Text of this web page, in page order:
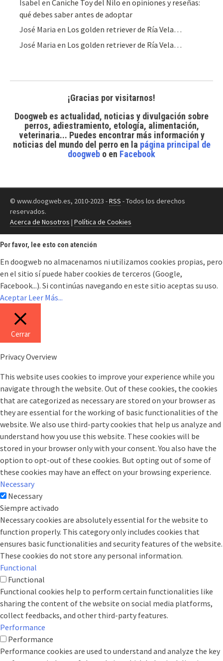
Isabel enCaniche Toy del Nilo en opiniones y reseñas:
qué debes saber antes de adoptar
José Maria en Los golden retriever de Ría Vela…
José Maria en Los golden retriever de Ría Vela…
¡Gracias por visitarnos!
Doogweb es actualidad, noticias y divulgación sobre
perros, adiestramiento, etología, alimentación,
veterinaria... Puedes encontrar más información y
noticias del mundo del perroen la página principal de
doogweb o en Facebook
© www.doogweb.es, 2010-2023 -RSS - Todos los derechos
reservados.
Acerca de Nosotros | Política de Cookies
Por favor, lee esto con atención
En doogweb no almacenamos ni utilizamos cookies propias, pero
en el sitio sí puede haber cookies de terceros (Google,
Facebook...). Si continúas navegando en este sitio aceptas su uso.
Aceptar Leer Más...
Cerrar
Privacy Overview
This website uses cookies to improve your experience while you
navigate through the website. Out of these cookies, the cookies
that are categorized as necessary are stored on your browser as
they are essential for the working of basic functionalities of the
website. We also use third-party cookies that help us analyze and
understand how you use this website. These cookies will be
stored in your browser only with your consent. You also have the
option to opt-out of these cookies. But opting out of some of
these cookies may have an effect on your browsing experience.
Necessary
Necessary
Siempre activado
Necessary cookies are absolutely essential for the website to
function properly. This category only includes cookies that
ensures basic functionalities and security features of the website.
These cookies do not store any personal information.
Functional
Functional
Functional cookies help to perform certain functionalities like
sharing the content of the website on social media platforms,
collect feedbacks, and other third-party features.
Performance
Performance
Performance cookies are used to understand and analyze the key